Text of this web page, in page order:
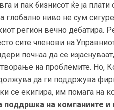
и пак бизнисот ќе ја
глобално ниво не сум
регион вечно дебатира.
сите членови на
почнаа да се
на проблемите. Но,
да ги поддржува
се екипира, им помага на
поддршка на компаниите и